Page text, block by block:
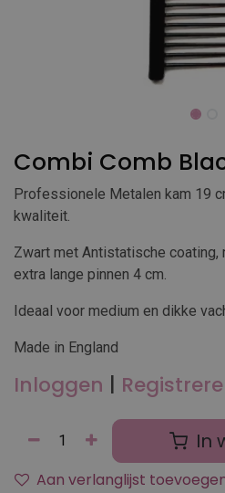
Combi Comb
Professionele Metalen kam 19
kwaliteit.
Zwart met Antistatische coating,
extra lange pinnen 4 cm.
Ideaal voor medium en dikke
Made in England
Inloggen |
In
Aan verlanglijst